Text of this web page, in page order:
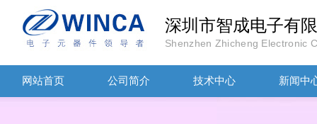
深圳市智成电子有
Shenzhen Zhicheng Electronic
网站首页 公司简介 技术中心 新闻中